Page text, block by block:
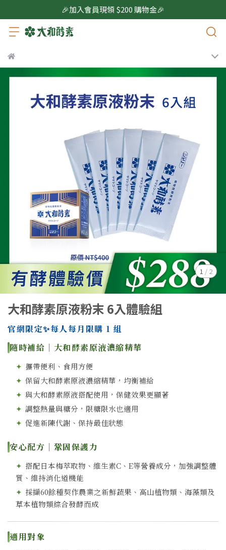
🎉加入會員現領 $200 購物金🎉
1 / 2
大和酵素原液粉末 6入體驗組
官網限定✨每人每月限購 1 組
隨時補給｜大和酵素原液濃縮精華
✦ 攜帶便利、食用方便
✦ 保留大和酵素原液濃縮精華，均衡補給
✦ 與大和酵素原液搭配使用，保健效果更顯著
✦ 調整熱量與糖分，限糖限水也適用
✦ 促進新陳代謝、保持最佳狀態
安心配方｜鞏固保護力
✦ 搭配日本梅萃取物、維生素C、E等營養成分，加強調整體
質、維持消化道機能
✦ 採擷60餘種契作農業之新鮮蔬果、高山植物類、海藻類及
草本植物類綜合發酵而成
適用對象